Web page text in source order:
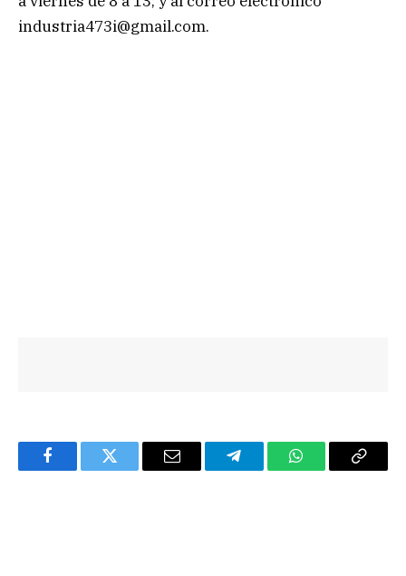
industria473i@gmail.com.
FacebookTwitter Email TelegramWhatsAppCopy